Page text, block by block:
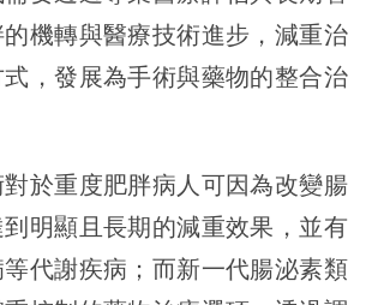
機轉與醫療技術進步，減重治
，發展為手術與藥物的整合治
於重度肥胖病人可因為改變腸
明顯且長期的減重效果，並有
代謝疾病；而新一代腸泌素類